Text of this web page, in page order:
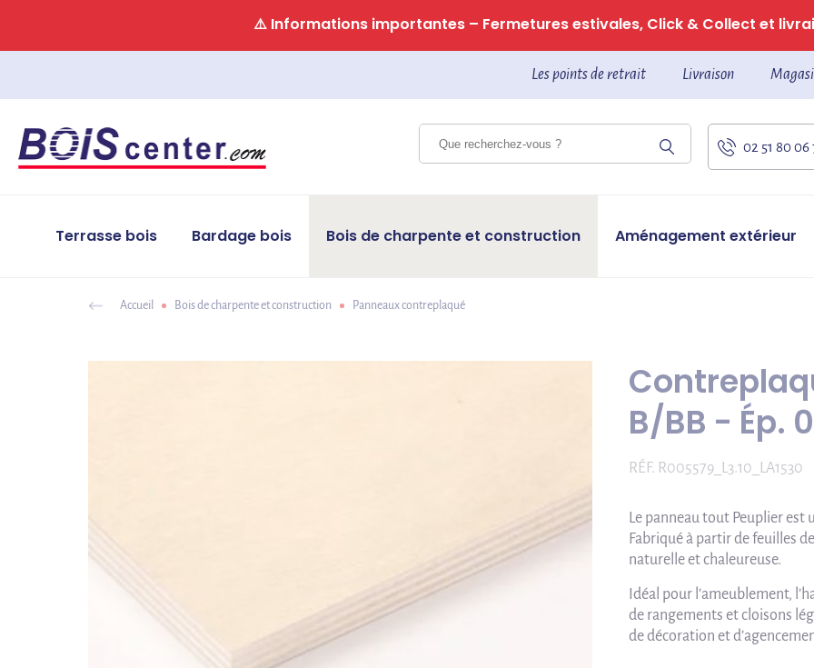
⚠️ Informations importantes – Fermetures estivales, Click & Collect et
Les points de retrait Livraison
02 51 80 06
Terrasse bois Bardage bois Bois de charpente et construction Aménagement extérieur
Accueil Bois de charpente et construction Panneaux contreplaqué
B/BB - Ép.
RÉF. R005579_L3.10_LA1530
Le panneau tout Peuplier
Fabriqué à partir de feuilles
naturelle et chaleureuse.
Idéal pour l’ameublement,
de rangements et cloisons
de décoration et